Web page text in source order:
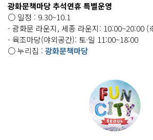
광화문책마당 추석연휴 특별운영
○ 일정 : 9.30~10.1
- 광화문 라운지, 세종 라운지: 10:00~20:00
- 육조마당(야외공간): 토·일 11:00~18:00
○ 누리집 : 광화문책마당